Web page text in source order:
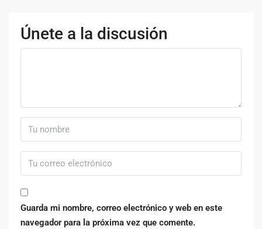
Únete a la discusión
Guarda mi nombre, correo electrónico y web en este
navegador para la próxima vez que comente.